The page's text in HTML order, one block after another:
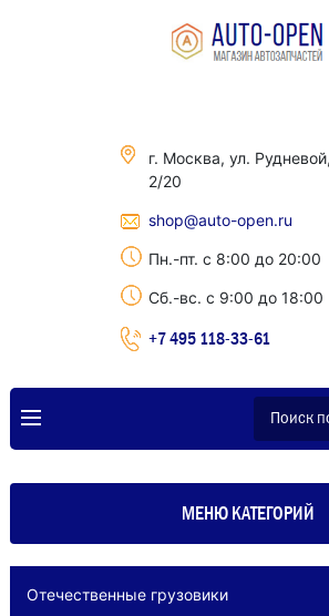
г. Москва, ул.
2/20
shop@auto-open.ru
Пн.-пт. с 8:00 до 20:00
Сб.-вс. с 9:00 до 18:00
+7 495 118-33-61
МЕНЮ КАТЕГОРИЙ
Отечественные грузовики